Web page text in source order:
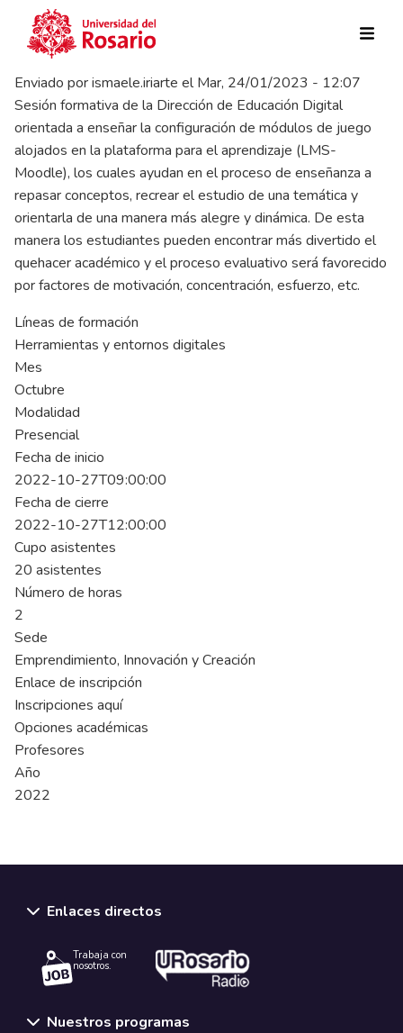
Pasar al contenido principal
Enviado porismaele.iriarte elMar, 24/01/2023 - 12:07
Sesión formativa de la Dirección de Educación Digital
orientada a enseñar la configuración de módulos de juego
alojados en la plataforma para el aprendizaje (LMS-
Moodle), los cuales ayudan en el proceso de enseñanza a
repasar conceptos, recrear el estudio de una temática y
orientarla de una manera más alegre y dinámica. De esta
manera los estudiantes pueden encontrar más divertido el
quehacer académico y el proceso evaluativo será favorecido
por factores de motivación, concentración, esfuerzo, etc.
Líneas de formación
Herramientas y entornos digitales
Mes
Octubre
Modalidad
Presencial
Fecha de inicio
2022-10-27T09:00:00
Fecha de cierre
2022-10-27T12:00:00
Cupo asistentes
20 asistentes
Número de horas
2
Sede
Emprendimiento, Innovación y Creación
Enlace de inscripción
Inscripciones aquí
Opciones académicas
Profesores
Año
2022
Enlaces directos
Trabaja con
nosotros.
Nuestros programas